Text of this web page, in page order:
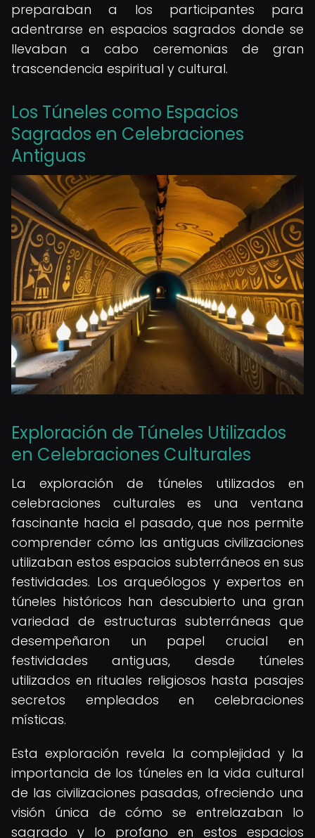
preparaban a los participantes para
adentrarse en espacios sagrados donde se
llevaban a cabo ceremonias de gran
trascendencia espiritual y cultural.
Los Túneles como Espacios
Sagrados en Celebraciones
Antiguas
Exploración de Túneles Utilizados
en Celebraciones Culturales
La exploración de túneles utilizados en
celebraciones culturales es una ventana
fascinante hacia el pasado, que nos permite
comprender cómo las antiguas civilizaciones
utilizaban estos espacios subterráneos en sus
festividades. Los arqueólogos y expertos en
túneles históricos han descubierto una gran
variedad de estructuras subterráneas que
desempeñaron un papel crucial en
festividades antiguas, desde túneles
utilizados en rituales religiosos hasta pasajes
secretos empleados en celebraciones
místicas.
Esta exploración revela la complejidad y la
importancia de los túneles en la vida cultural
de las civilizaciones pasadas, ofreciendo una
visión única de cómo se entrelazaban lo
sagrado y lo profano en estos espacios